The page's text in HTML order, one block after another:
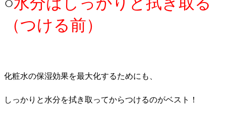
（つける前）
化粧水の保湿効果を最大化するためにも、
しっかりと水分を拭き取ってからつけるのがベスト！